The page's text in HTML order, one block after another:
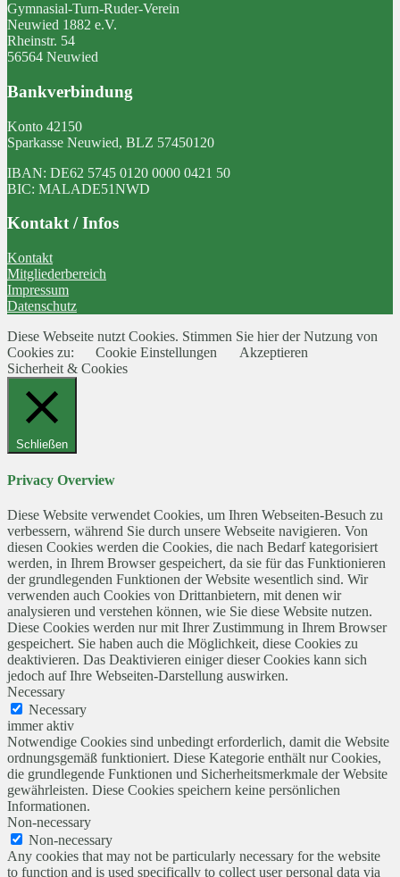
Gymnasial-Turn-Ruder-Verein
Neuwied 1882 e.V.
Rheinstr. 54
56564 Neuwied
Bankverbindung
Konto 42150
Sparkasse Neuwied, BLZ 57450120
IBAN: DE62 5745 0120 0000 0421 50
BIC: MALADE51NWD
Kontakt / Infos
Kontakt
Mitgliederbereich
Impressum
Datenschutz
Diese Webseite nutzt Cookies. Stimmen Sie hier der Nutzung von
Cookies zu:
Cookie Einstellungen
Akzeptieren
Sicherheit & Cookies
Schließen
Privacy Overview
Diese Website verwendet Cookies, um Ihren Webseiten-Besuch zu
verbessern, während Sie durch unsere Webseite navigieren. Von
diesen Cookies werden die Cookies, die nach Bedarf kategorisiert
werden, in Ihrem Browser gespeichert, da sie für das Funktionieren
der grundlegenden Funktionen der Website wesentlich sind. Wir
verwenden auch Cookies von Drittanbietern, mit denen wir
analysieren und verstehen können, wie Sie diese Website nutzen.
Diese Cookies werden nur mit Ihrer Zustimmung in Ihrem Browser
gespeichert. Sie haben auch die Möglichkeit, diese Cookies zu
deaktivieren. Das Deaktivieren einiger dieser Cookies kann sich
jedoch auf Ihre Webseiten-Darstellung auswirken.
Necessary
Necessary
immer aktiv
Notwendige Cookies sind unbedingt erforderlich, damit die Website
ordnungsgemäß funktioniert. Diese Kategorie enthält nur Cookies,
die grundlegende Funktionen und Sicherheitsmerkmale der Website
gewährleisten. Diese Cookies speichern keine persönlichen
Informationen.
Non-necessary
Non-necessary
Any cookies that may not be particularly necessary for the website
to function and is used specifically to collect user personal data via